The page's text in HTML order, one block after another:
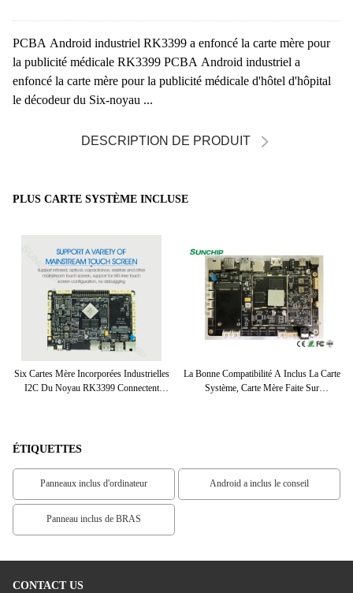
PCBA Android industriel RK3399 a enfoncé la carte mère pour
la publicité médicale RK3399 PCBA Android industriel a
enfoncé la carte mère pour la publicité médicale d'hôtel d'hôpital
le décodeur du Six-noyau ...
DESCRIPTION DE PRODUIT
PLUS CARTE SYSTÈME INCLUSE
Six Cartes Mère Incorporées Industrielles
I2C Du Noyau RK3399 Connectent
La Bonne Compatibilité A Inclus La Carte
Système, Carte Mère Faite Sur
ÉTIQUETTES
Panneaux inclus d'ordinateur Android a inclus le conseil
Panneau inclus de BRAS
CONTACT US